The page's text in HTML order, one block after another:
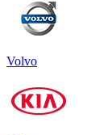
Volvo